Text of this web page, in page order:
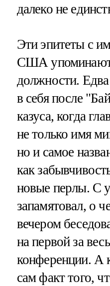
далеко не
Эти эпитеты с
США
должности.
в себя после
казуса, когда
не только имя
но и самое
как
новые перлы. С
запамятовал, о
вечером
на первой за
конференции. А
сам факт того,